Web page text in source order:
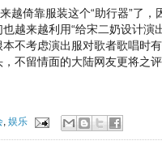
越倚靠服装这个“助行器”了
越来越利用“给宋二奶设计演
不考虑演出服对歌者歌唱时
不留情面的大陆网友更将之评
,娱乐